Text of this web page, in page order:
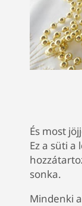
És most
Ez a süti
sonka.
Mindenki